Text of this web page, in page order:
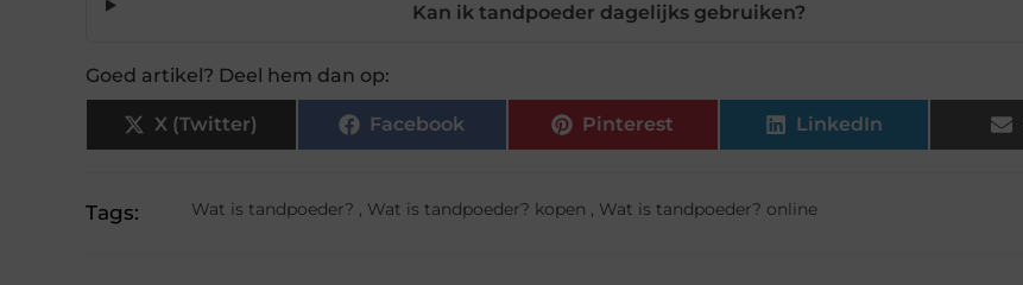
Kan ik tandpoeder dagelijks gebruiken?
Goed artikel? Deel hem dan op:
X (Twitter) Facebook Pinterest LinkedIn
Tags: Wat is tandpoeder? , Wat is tandpoeder? kopen , Wat is tandpoeder? online